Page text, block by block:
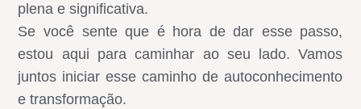
plena e significativa.
Se você sente que é hora de dar esse passo,
estou aqui para caminhar ao seu lado. Vamos
juntos iniciar esse caminho de autoconhecimento
e transformação.